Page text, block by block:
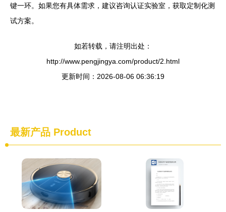
键一环。如果您有具体需求，建议咨询认证实验室，获取定制化测
试方案。
如若转载，请注明出处：
http://www.pengjingya.com/product/2.html
更新时间：2026-08-06 06:36:19
最新产品 Product